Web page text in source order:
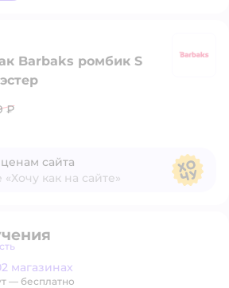
Barbaks ромбик S
₽
сайта
как на сайте»
адреса доставки.
магазинах
— бесплатно